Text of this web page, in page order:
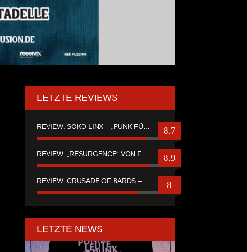
LETZTE REVIEWS
8.7
REVIEW: „RESURGENCE“ VON FUTURE PALACE 8.9
REVIEW: CRUSADE OF BARDS – “TALES OF DISTANT WORLDS“ 8
LETZTE NEWS